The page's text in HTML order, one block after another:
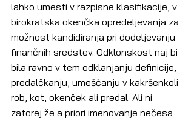
lahko umesti v razpisne klasifikacije, v
birokratska okenčka opredeljevanja za
možnost kandidiranja pri dodeljevanju
finančnih sredstev. Odklonskost naj bi
bila ravno v tem odklanjanju definicije,
predalčkanju, umeščanju v kakršenkoli
rob, kot, okenček ali predal. Ali ni
zatorej že a priori imenovanje nečesa